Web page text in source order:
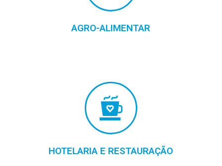
AGRO-ALIMENTAR
HOTELARIA E RESTAURAÇÃO